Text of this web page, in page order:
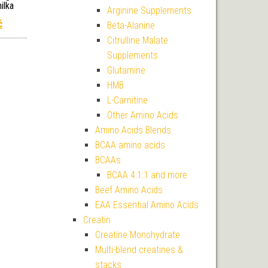
cena byla: 2 045 Kč.
Aktuální cena je: 999 Kč.
Arginine Supplements
Beta-Alanine
Citrulline Malate
Supplements
Glutamine
HMB
L-Carnitine
Other Amino Acids
Amino Acids Blends
BCAA amino acids
BCAAs
BCAA 4:1:1 and more
Beef Amino Acids
EAA Essential Amino Acids
Creatin
Creatine Monohydrate
Multi-blend creatines &
stacks